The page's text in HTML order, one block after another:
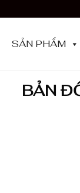
SẢN PHẨM
BẢN